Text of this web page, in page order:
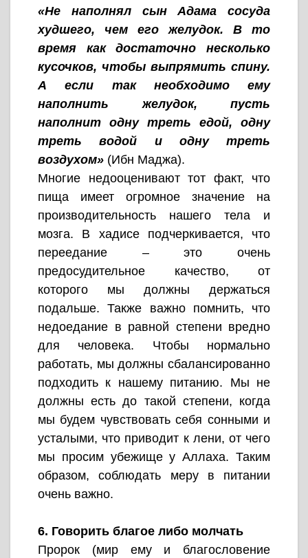
«Не наполнял сын Адама сосуда
худшего, чем его желудок. В то
время как достаточно несколько
кусочков, чтобы выпрямить спину.
А если так необходимо ему
наполнить желудок, пусть
наполнит одну треть едой, одну
треть водой и одну треть
воздухом» (Ибн Маджа).
Многие недооценивают тот факт, что
пища имеет огромное значение на
производительность нашего тела и
мозга. В хадисе подчеркивается, что
переедание – это очень
предосудительное качество, от
которого мы должны держаться
подальше. Также важно помнить, что
недоедание в равной степени вредно
для человека. Чтобы нормально
работать, мы должны сбалансированно
подходить к нашему питанию. Мы не
должны есть до такой степени, когда
мы будем чувствовать себя сонными и
усталыми, что приводит к лени, от чего
мы просим убежище у Аллаха. Таким
образом, соблюдать меру в питании
очень важно.
6. Говорить благое либо молчать
Пророк (мир ему и благословение